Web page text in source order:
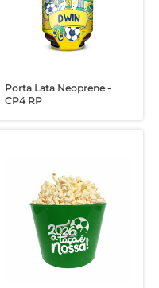
Porta Lata Neoprene -
CP4 RP